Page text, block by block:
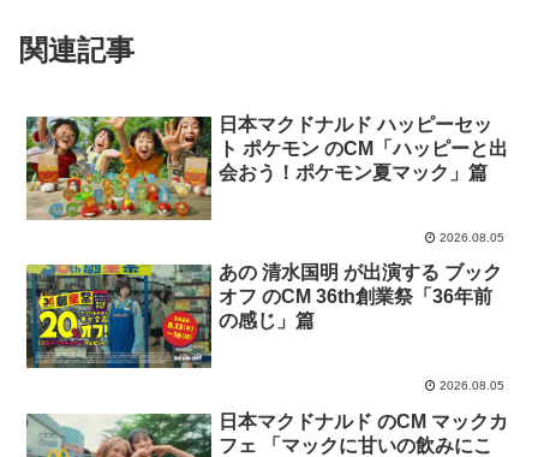
関連記事
日本マクドナルド ハッピーセッ
ト ポケモン のCM「ハッピーと出
会おう！ポケモン夏マック」篇
2026.08.05
あの 清水国明 が出演する ブック
オフ のCM 36th創業祭「36年前
の感じ」篇
2026.08.05
日本マクドナルド のCM マックカ
フェ 「マックに甘いの飲みにこ